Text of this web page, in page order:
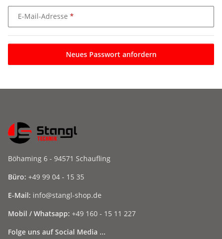
E-Mail-Adresse
Neues Passwort anfordern
Böhaming 6 - 94571 Schaufling
Büro: +49 99 04 - 15 35
E-Mail: info@stangl-shop.de
Mobil / Whatsapp: +49 160 - 15 11 227
Folge uns auf Social Media ...